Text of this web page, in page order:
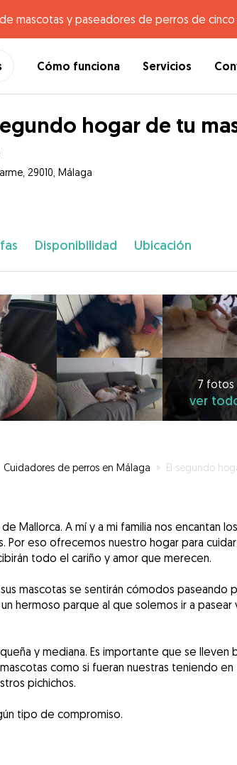
mascotas y paseadores de perros de
Cómo funciona Servicios
hogar de tu
29010, Málaga
Disponibilidad Ubicación
7 fotos
ver
Cuidadores de perros en Málaga » El segundo hogar de tu
Mallorca. A mí y a mi familia nos encantan los
Por eso ofrecemos nuestro hogar para cuidar
todo el cariño y amor que merecen.
mascotas se sentirán cómodos paseando
hermoso parque al que solemos ir a pasear
y mediana. Es importante que se lleven
como si fueran nuestras teniendo en
pichichos.
tipo de compromiso.